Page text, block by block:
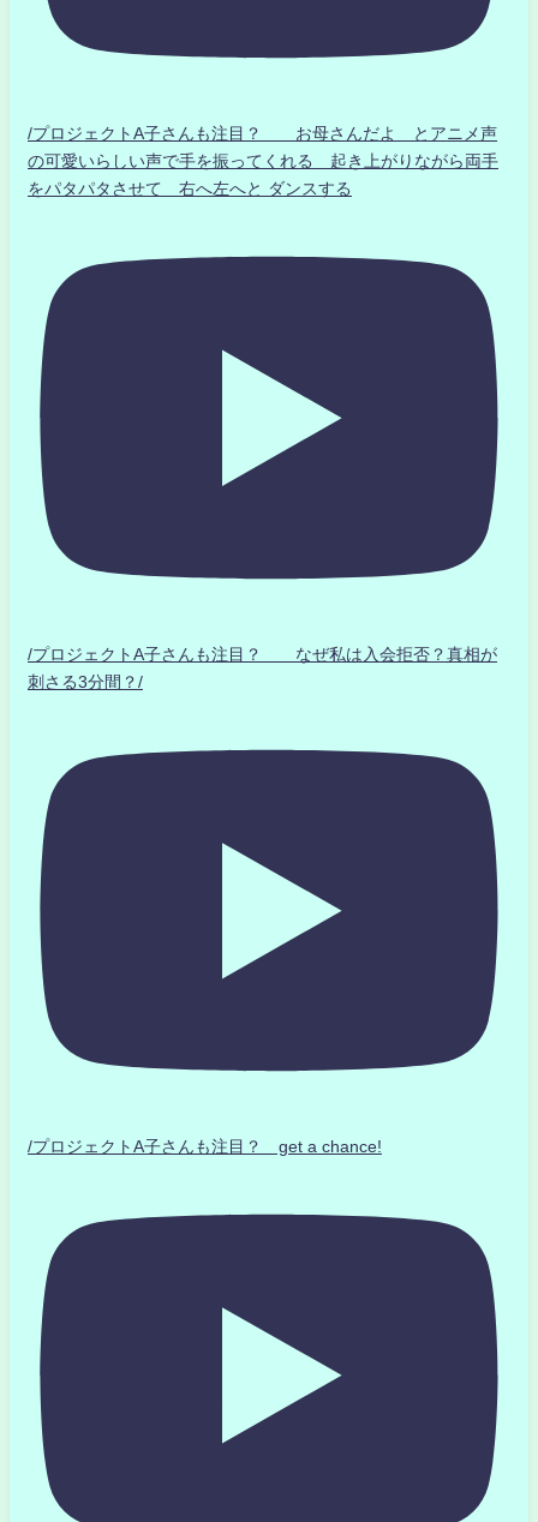
/プロジェクトA子さんも注目？ お母さんだよ とアニメ声
の可愛いらしい声で手を振ってくれる 起き上がりながら両手
をパタパタさせて 右へ左へと ダンスする
/プロジェクトA子さんも注目？ なぜ私は入会拒否？真相が
刺さる3分間？/
/プロジェクトA子さんも注目？ get a chance!